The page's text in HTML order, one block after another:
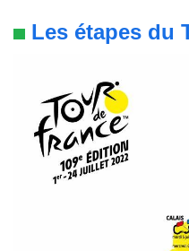
Les étapes du